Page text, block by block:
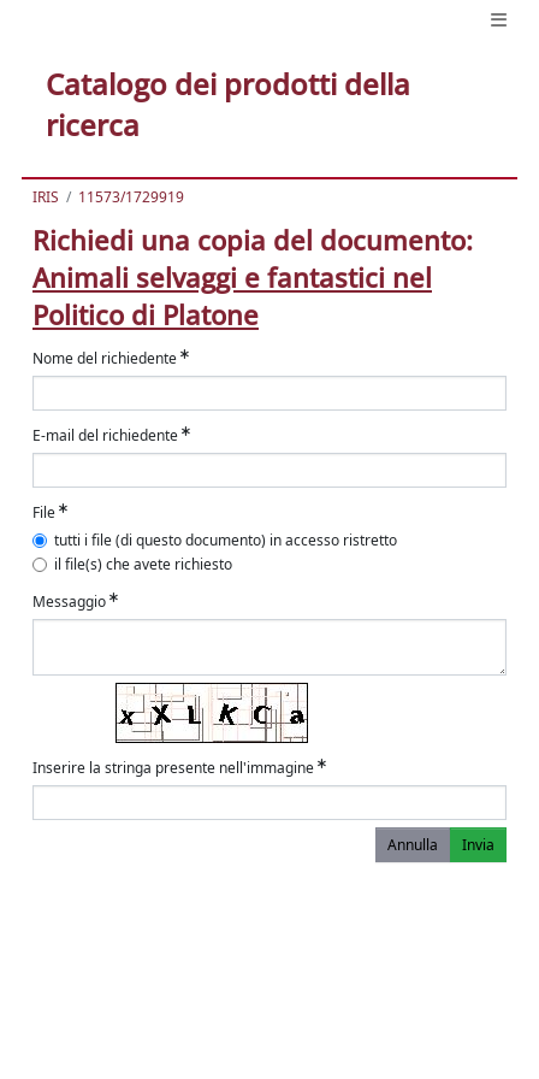
Catalogo dei prodotti della
ricerca
IRIS 11573/1729919
Richiedi una copia del documento:
Animali selvaggi e fantastici nel
Politico di Platone
Nome del richiedente
E-mail del richiedente
File
tutti i file (di questo documento) in accesso ristretto
il file(s) che avete richiesto
Messaggio
Inserire la stringa presente nell'immagine
Annulla Invia